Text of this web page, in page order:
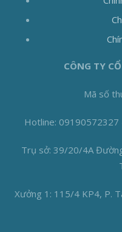
CÔNG TY
Mã số
Hotline:
Trụ sở: 39/20/4A
Xưởng 1: 115/4 KP4, P.